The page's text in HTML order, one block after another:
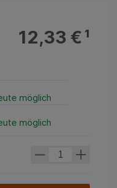
12,33 €¹
möglich
möglich